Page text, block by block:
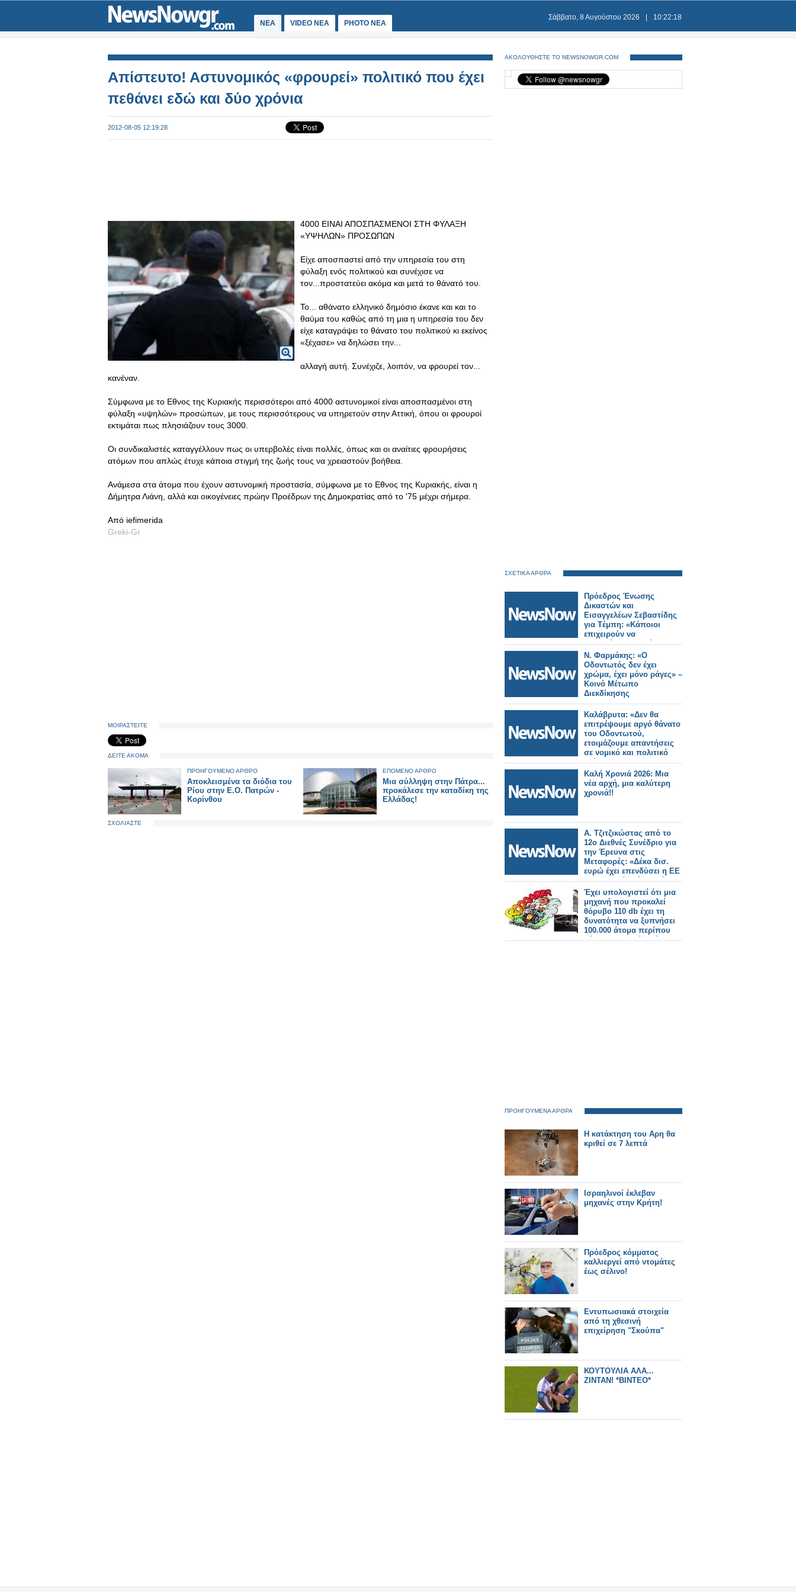
ΝΕΑ VIDEO NEA PHOTO NEA
Σάββατο, 8 Αυγούστου 2026 10:22:18
Απίστευτο! Αστυνομικός «φρουρεί» πολιτικό που έχει
πεθάνει εδώ και δύο χρόνια
2012-08-05 12:19:28
4000 ΕΙΝΑΙ ΑΠΟΣΠΑΣΜΕΝΟΙ ΣΤΗ ΦΥΛΑΞΗ
«ΥΨΗΛΩΝ» ΠΡΟΣΩΠΩΝ
Είχε αποσπαστεί από την υπηρεσία του στη
φύλαξη ενός πολιτικού και συνέχισε να
τον...προστατεύει ακόμα και μετά το θάνατό του.
Το... αθάνατο ελληνικό δημόσιο έκανε και και το
θαύμα του καθώς από τη μια η υπηρεσία του δεν
είχε καταγράψει το θάνατο του πολιτικού κι εκείνος
«ξέχασε» να δηλώσει την...
αλλαγή αυτή. Συνέχιζε, λοιπόν, να φρουρεί τον...
κανέναν.
Σύμφωνα με το Εθνος της Κυριακής περισσότεροι από 4000 αστυνομικοί είναι αποσπασμένοι στη
φύλαξη «υψηλών» προσώπων, με τους περισσότερους να υπηρετούν στην Αττική, όπου οι φρουροί
εκτιμάται πως πλησιάζουν τους 3000.
Οι συνδικαλιστές καταγγέλλουν πως οι υπερβολές είναι πολλές, όπως και οι αναίτιες φρουρήσεις
ατόμων που απλώς έτυχε κάποια στιγμή της ζωής τους να χρειαστούν βοήθεια.
Ανάμεσα στα άτομα που έχουν αστυνομική προστασία, σύμφωνα με το Εθνος της Κυριακής, είναι η
Δήμητρα Λιάνη, αλλά και οικογένειες πρώην Προέδρων της Δημοκρατίας από το '75 μέχρι σήμερα.
Από iefimerida
Greki-Gr
ΜΟΙΡΑΣΤΕΙΤΕ
ΔΕΙΤΕ ΑΚΟΜΑ
ΠΡΟΗΓΟΥΜΕΝΟ ΑΡΘΡΟ
Αποκλεισμένα τα διόδια του
Ρίου στην Ε.Ο. Πατρών -
Κορίνθου
ΕΠΟΜΕΝΟ ΑΡΘΡΟ
Μια σύλληψη στην Πάτρα...
προκάλεσε την καταδίκη της
Ελλάδας!
ΣΧΟΛΙΑΣΤΕ
ΑΚΟΛΟΥΘΗΣΤΕ ΤΟ NEWSNOWGR.COM
ΣΧΕΤΙΚΑ ΑΡΘΡΑ
Πρόεδρος Ένωσης
Δικαστών και
Εισαγγελέων Σεβαστίδης
για Tέμπη: «Κάποιοι
επιχειρούν να
μετατρέψουν τη δίκη σε
πολιτικό επίδικο
Ν. Φαρμάκης: «Ο
Οδοντωτός δεν έχει
χρώμα, έχει μόνο ράγες» –
Κοινό Μέτωπο
Διεκδίκησης
Καλάβρυτα: «Δεν θα
επιτρέψουμε αργό θάνατο
του Οδοντωτού,
ετοιμάζουμε απαντήσεις
σε νομικό και πολιτικό
επίπεδο»
Καλή Χρονιά 2026: Μια
νέα αρχή, μια καλύτερη
χρονιά!!
Α. Τζιτζικώστας από το
12ο Διεθνές Συνέδριο για
την Έρευνα στις
Μεταφορές: «Δέκα δισ.
ευρώ έχει επενδύσει η ΕΕ
τα τελευταία δέκα χρόνια
στην έρευνα και την
καινοτομία στον τομέα
των μεταφορών»
Έχει υπολογιστεί ότι μια
μηχανή που προκαλεί
θόρυβο 110 db έχει τη
δυνατότητα να ξυπνήσει
100.000 άτομα περίπου
μέχρι να διασχίσει όλη
ΠΡΟΗΓΟΥΜΕΝΑ ΑΡΘΡΑ
Η κατάκτηση του Αρη θα
κριθεί σε 7 λεπτά
Ισραηλινοί έκλεβαν
μηχανές στην Κρήτη!
Πρόεδρος κόμματος
καλλιεργεί από ντομάτες
έως σέλινο!
Εντυπωσιακά στοιχεία
από τη χθεσινή
επιχείρηση "Σκούπα"
ΚΟΥΤΟΥΛΙΑ ΑΛΑ...
ΖΙΝΤΑΝ! *ΒΙΝΤΕΟ*